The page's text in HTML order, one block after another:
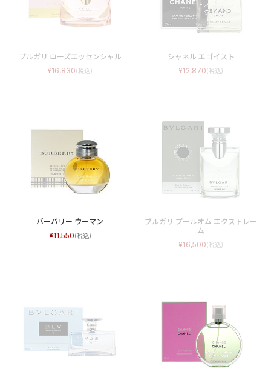
ブルガリ ローズエッセンシャル
16,830
シャネル エゴイスト
12,870
バーバリー ウーマン
11,550
ブルガリ プールオム エクストレー
ム
16,500